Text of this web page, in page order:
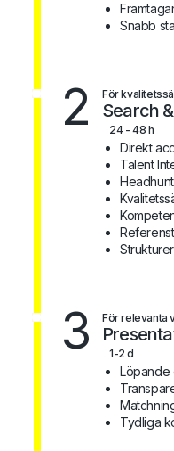
Snabb
2 För
Search
24 - 48 h
Direkt
Talent
3 För relevanta
1-2 d
Löpande
Tydliga